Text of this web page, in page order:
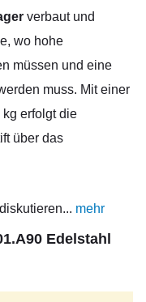
verbaut und
wo hohe
müssen und eine
muss. Mit einer
erfolgt die
über das
mehr
Edelstahl